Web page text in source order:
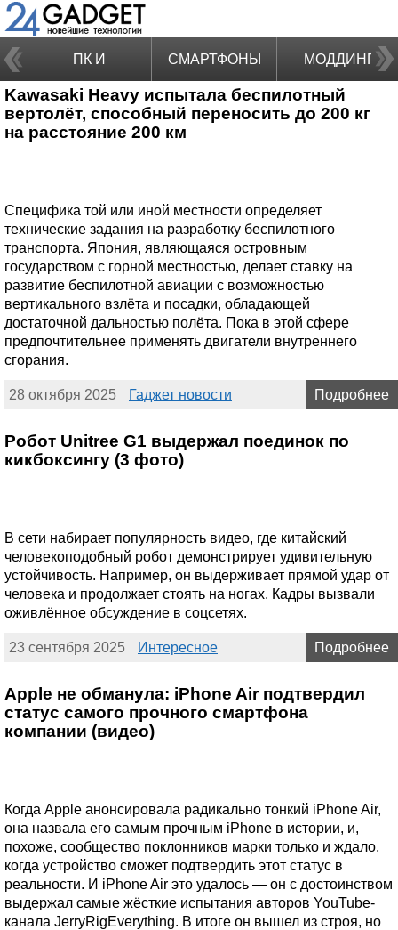
ПК И
НОУТБУКИ
СМАРТФОНЫ МОДДИНГ
Kawasaki Heavy испытала беспилотный
вертолёт, способный переносить до 200 кг
на расстояние 200 км
Специфика той или иной местности определяет
технические задания на разработку беспилотного
транспорта. Япония, являющаяся островным
государством с горной местностью, делает ставку на
развитие беспилотной авиации с возможностью
вертикального взлёта и посадки, обладающей
достаточной дальностью полёта. Пока в этой сфере
предпочтительнее применять двигатели внутреннего
сгорания.
28 октября 2025 Гаджет новости Подробнее
Робот Unitree G1 выдержал поединок по
кикбоксингу (3 фото)
В сети набирает популярность видео, где китайский
человекоподобный робот демонстрирует удивительную
устойчивость. Например, он выдерживает прямой удар от
человека и продолжает стоять на ногах. Кадры вызвали
оживлённое обсуждение в соцсетях.
23 сентября 2025 Интересное Подробнее
Apple не обманула: iPhone Air подтвердил
статус самого прочного смартфона
компании (видео)
Когда Apple анонсировала радикально тонкий iPhone Air,
она назвала его самым прочным iPhone в истории, и,
похоже, сообщество поклонников марки только и ждало,
когда устройство сможет подтвердить этот статус в
реальности. И iPhone Air это удалось — он с достоинством
выдержал самые жёсткие испытания авторов YouTube-
канала JerryRigEverything. В итоге он вышел из строя, но